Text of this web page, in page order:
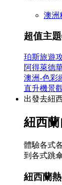
澳洲
超值主
珀斯旅遊
阿得萊德
澳洲-色彩
直升機景
出發去紐
紐西
體驗各式
到各式跳
紐西蘭